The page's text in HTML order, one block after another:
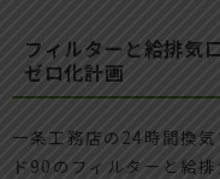
フィルターと給排気
ゼロ化計画
一条工務店の24時間換
ド90のフィルターと給